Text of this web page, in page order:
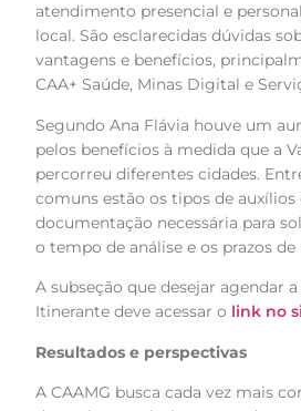
atendimento presencial e
local. São esclarecidas dúvidas
vantagens e benefícios,
CAA+ Saúde, Minas Digital e
Segundo Ana Flávia houve um
pelos benefícios à medida que a
percorreu diferentes cidades.
comuns estão os tipos de auxílios
documentação necessária para
o tempo de análise e os prazos
A subseção que desejar agendar a
Itinerante deve acessar o link no
Resultados e perspectivas
A CAAMG busca cada vez mais